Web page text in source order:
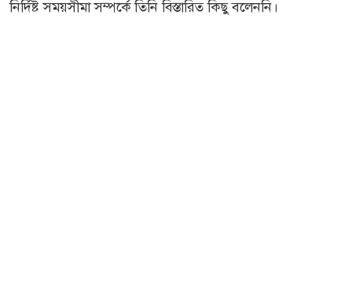
নির্দিষ্ট সময়সীমা সম্পর্কে তিনি বিস্তারিত কিছু বলেননি।